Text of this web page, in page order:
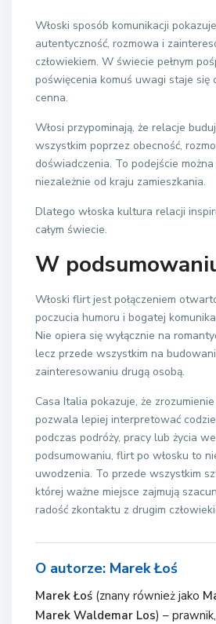
Włoski sposób komunikacji
autentyczność, rozmowa i
człowiekiem. W świecie pełnym
poświęcenia komuś uwagi staje się
cenna.
Włosi przypominają, że relacje
wszystkim poprzez obecność,
doświadczenia. To podejście
niezależnie od kraju zamieszkania.
Dlatego włoska kultura relacji
całym świecie.
W
Włoski flirt jest połączeniem
poczucia humoru i bogatej
Nie opiera się wyłącznie na
lecz przede wszystkim na
zainteresowaniu drugą osobą.
Casa Italia pokazuje, że
pozwala lepiej interpretować
podczas podróży, pracy lub życia
podsumowaniu, flirt po włosku to
uwodzenia. To przede wszystkim
której ważne miejsce zajmują
radość zkontaktu z drugim
O autorze: Marek Łoś
Marek Łoś (znany również jako
Marek Waldemar Los) –